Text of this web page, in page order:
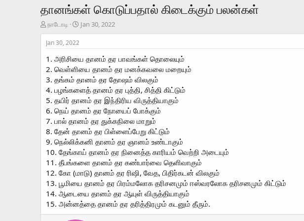
தானங்கள் கொடுப்பதால் கிடைக்கும் பலன்கள்
T
h
r
a
d
s
t
a
r
t
e
r
நாடோடி
S
t
t
d
a
t
e
Jan 30, 2022
Jan 30, 2022
1. அரிசியை தானம் தர பாவங்கள் தொலையும்
2. வெள்ளியை தானம் தர மனக்கவலை மறையும்
3. தங்கம் தானம் தர தோஷம் விலகும்
4. பழங்களைத் தானம் தர புத்தி, சித்தி கிட்டும்
5. தயிர் தானம் தர இந்திரிய விருத்தியாகும்
6. நெய் தானம் தர நோயைப் போக்கும்
7. பால் தானம் தர துக்கநிலை மாறும்
8. தேன் தானம் தர பிள்ளைப்பேறு கிட்டும்
9. நெல்லிக்கனி தானம் தர ஞானம் உண்டாகும்
10. தேங்காய் தானம் தர நினைத்த காரியம் வெற்றி அடையும்
11. தீபங்களை தானம் தர கண்பார்வை தெளிவாகும்
12. கோ (மாடு) தானம் தர ரிஷி, வேத, பிதிர்கடன் விலகும்
13. பூமியை தானம் தர பிரம்மலோக தரிசனமும் ஈஸ்வரலோக தரிசனமும் கிட்டும்
14. ஆடையை தானம் தர ஆயுள் விருத்தியாகும்
15. அன்னத்தை தானம் தர தரித்திரமும் கடனும் தீரும்.